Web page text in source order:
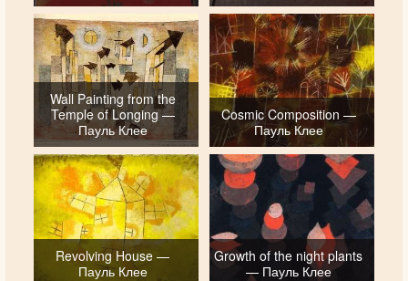
Wall Painting from the
Temple of Longing —
Пауль Клее
Cosmic Composition —
Пауль Клее
Revolving House —
Пауль Клее
Growth of the night plants
— Пауль Клее